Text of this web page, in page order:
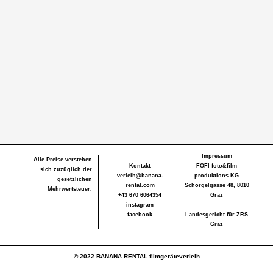
Alle Preise verstehen
sich zuzüglich der
gesetzlichen
Mehrwertsteuer.
Kontakt
verleih@banana-
rental.com
+43 670 6064354
instagram
facebook
Impressum
FOFI foto&film
produktions KG
Schörgelgasse 48, 8010
Graz
Landesgericht für ZRS
Graz
© 2022 BANANA RENTAL filmgeräteverleih